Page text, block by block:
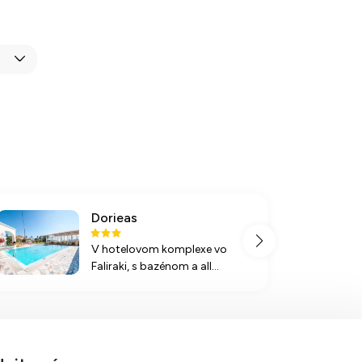
Dorieas
V hotelovom komplexe vo
Faliraki, s bazénom a all